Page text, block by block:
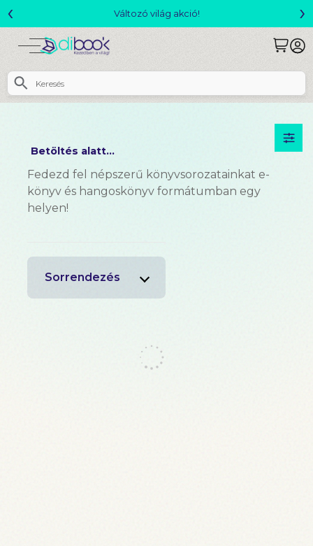
Változó világ akció!
‹ ›
Betöltés alatt...
Fedezd fel népszerű könyvsorozatainkat e-
könyv és hangoskönyv formátumban egy
helyen!
Sorrendezés